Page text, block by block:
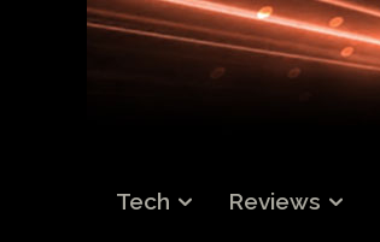
Tech Reviews